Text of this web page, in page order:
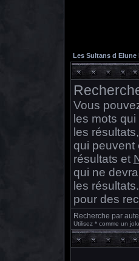
Les Sultans d Elune
Vous
les mots
les résultats,
qui peuvent
résultats et
qui ne
les
pour des
Recherche par
Utilisez * comme un